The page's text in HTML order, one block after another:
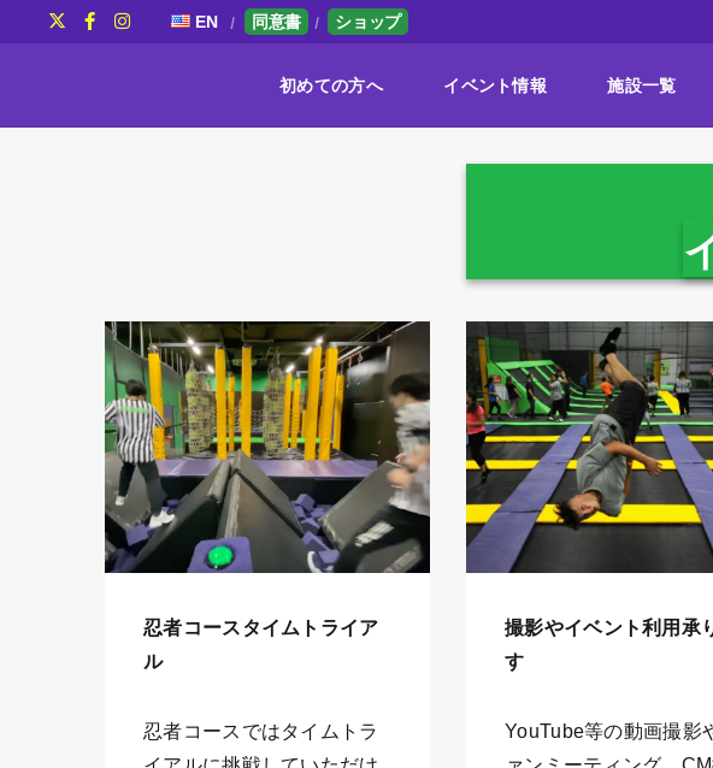
EN 同意書 ショップ
初めての方へ イベント情報 施設一覧
忍者コースタイムトライア
ル
忍者コースではタイムトラ
撮影やイベント利用承
す
YouTube等の動画撮影